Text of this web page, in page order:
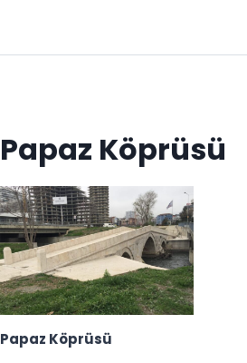
Papaz Köprüsü
Papaz Köprüsü